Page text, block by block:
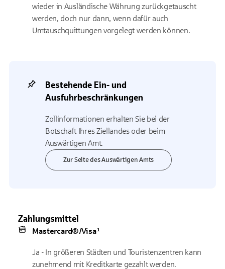
wieder in Ausländische Währung zurückgetauscht
werden, doch nur dann, wenn dafür auch
Umtauschquittungen vorgelegt werden können.
Bestehende Ein- und
Ausfuhrbeschränkungen
Zollinformationen erhalten Sie bei der
Botschaft Ihres Ziellandes oder beim
Auswärtigen Amt.
Zur Seite des Auswärtigen Amts
Zahlungsmittel
Mastercard®/Visa¹
Ja - In größeren Städten und Touristenzentren kann
zunehmend mit Kreditkarte gezahlt werden.